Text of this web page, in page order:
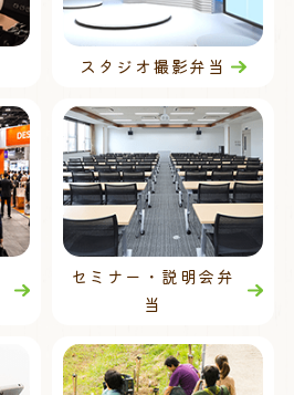
スタジオ撮影弁当
セミナー・説明会弁
当